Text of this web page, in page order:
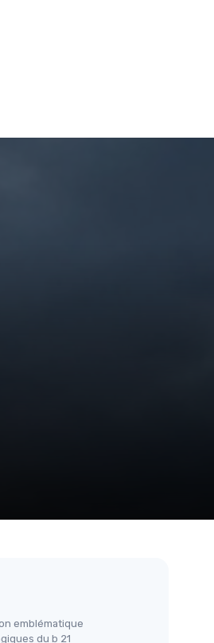
emblématique
du b 21